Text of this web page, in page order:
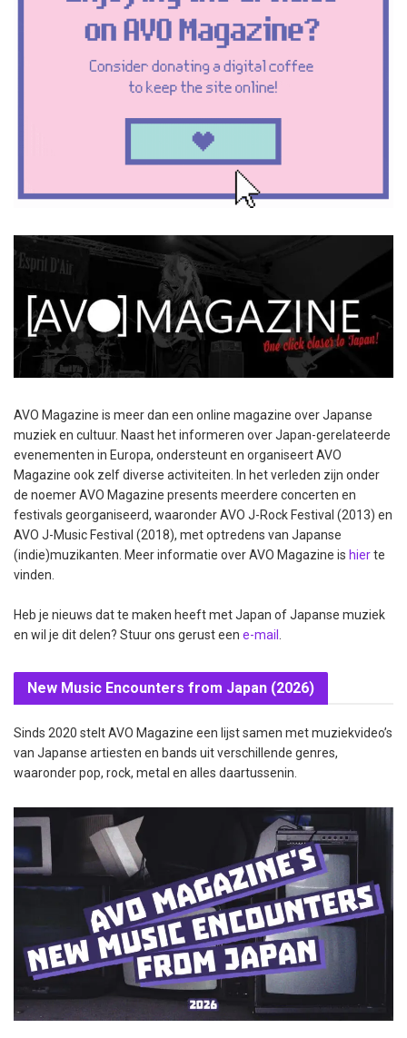
AVO Magazine is meer dan een online magazine over Japanse
muziek en cultuur. Naast het informeren over Japan-gerelateerde
evenementen in Europa, ondersteunt en organiseert AVO
Magazine ook zelf diverse activiteiten. In het verleden zijn onder
de noemer AVO Magazine presents meerdere concerten en
festivals georganiseerd, waaronder AVO J-Rock Festival (2013) en
AVO J-Music Festival (2018), met optredens van Japanse
(indie)muzikanten. Meer informatie over AVO Magazine is hierte
vinden.
Heb je nieuws dat te maken heeft met Japan of Japanse muziek
en wil je dit delen? Stuur ons gerust een e-mail
New Music Encounters from Japan (2026)
Sinds 2020 stelt AVO Magazine een lijst samen met muziekvideo’s
van Japanse artiesten en bands uit verschillende genres,
waaronder pop, rock, metal en alles daartussenin.